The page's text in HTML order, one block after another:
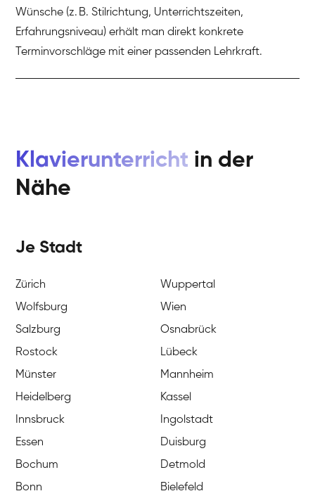
Wünsche (z. B. Stilrichtung, Unterrichtszeiten,
Erfahrungsniveau) erhält man direkt konkrete
Terminvorschläge mit einer passenden Lehrkraft.
Klavierunterricht in der
Nähe
Je Stadt
Zürich
Wuppertal
Wolfsburg
Wien
Salzburg
Osnabrück
Rostock
Lübeck
Münster
Mannheim
Heidelberg
Kassel
Innsbruck
Ingolstadt
Essen
Duisburg
Bochum
Detmold
Bonn
Bielefeld